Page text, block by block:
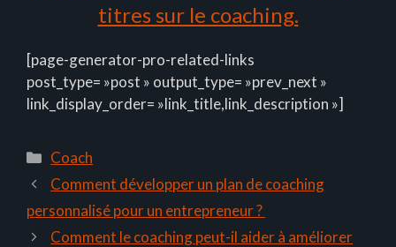
titres sur le coaching.
[page-generator-pro-related-links
post_type= »post » output_type= »prev_next »
link_display_order= »link_title,link_description »]
Catégories
Coach
Comment développer un plan de coaching
personnalisé pour un entrepreneur ?
Comment le coaching peut-il aider à améliorer